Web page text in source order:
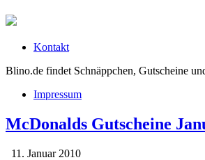
Kontakt
Blino.de findet Schnäppchen, Gutscheine
Impressum
McDonalds Gutscheine
11. Januar 2010